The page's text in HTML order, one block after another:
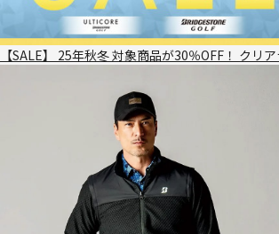
【SALE】 25年秋冬 対象商品が30％OFF！ クリ